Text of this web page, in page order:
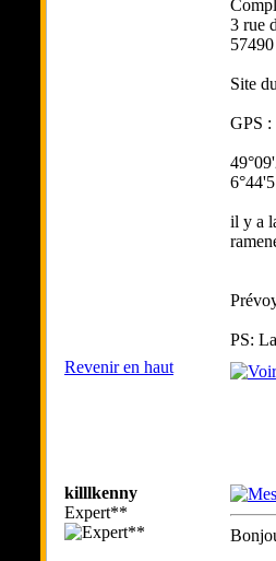
3 rue
Site
GPS :
il y a
PS:
Revenir en haut
killlkenny
Expert**